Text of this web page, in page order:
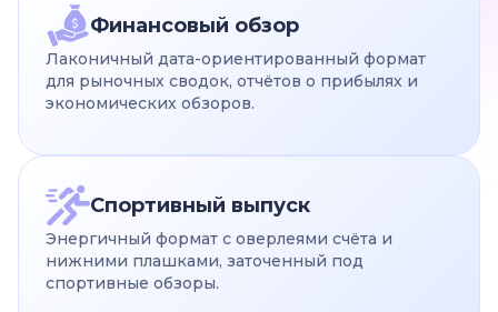
Финансовый обзор
Лаконичный дата-ориентированный формат
для рыночных сводок, отчётов о прибылях и
экономических обзоров.
Спортивный выпуск
Энергичный формат с оверлеями счёта и
нижними плашками, заточенный под
спортивные обзоры.